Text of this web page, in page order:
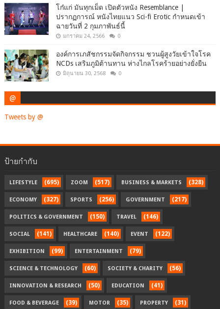
โก๋แก่ มันทุกเม็ด เปิดตัวหนัง Resemblance |
ปรากฏการณ์ หนังไทยแนว Sci-fi Erotic กำหนดเข้า
ฉายวันที่ 2 กุมภาพันธ์นี้
มกราคม 24, 2566 0
องค์การเภสัชกรรมจัดกิจกรรม ชวนผู้สูงวัยเข้าใจโรค
NCDs เสริมภูมิต้านทาน ห่างไกลโรคร้ายอย่างยั่งยืน
มิถุนายน 30, 2568 0
@
Tweets by @
ป้ายกำกับ
LIFESTYLE (695) ZOOM (517) BUSINESS & MARKETS (328)
ECONOMY (327) SPORTS (256) GOVERNMENT (217)
POLITICS & GOVERNMENT (150) TRAVEL (146)
SOCIAL (141) HEALTHCARE (140) EVENT (122)
EXHIBITION (99) ENTERTAINMENT (79)
SCIENCE & TECHNOLOGY (60) SOCIETY & CHARITY (56)
INNOVATION & RESEARCH (50) EDUCATION (41)
FOOD & BEVERAGE (39) MOTOR (35) PROPERTY (31)